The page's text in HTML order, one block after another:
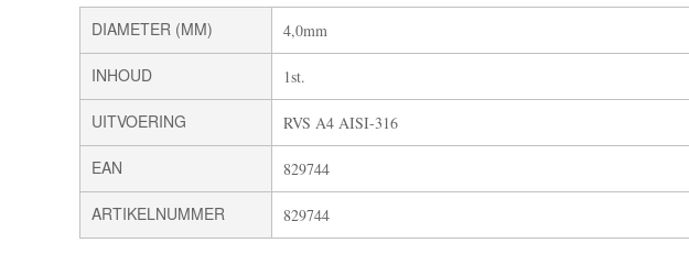
DIAMETER (MM) 4,0mm
INHOUD 1st.
UITVOERING RVS A4 AISI-316
EAN 829744
ARTIKELNUMMER 829744